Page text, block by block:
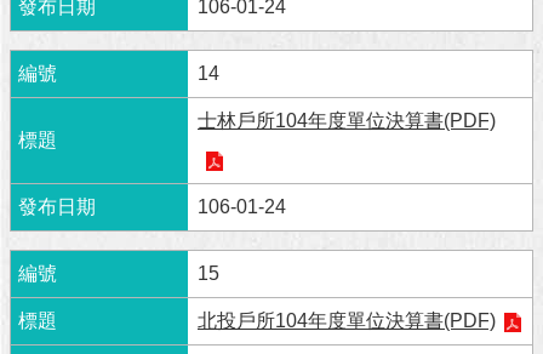
與
專
區
北
遊
網
政
網
站
106-01-24
14
士林戶所104年度單位決算書(PDF)
106-01-24
15
北投戶所104年度單位決算書(PDF)